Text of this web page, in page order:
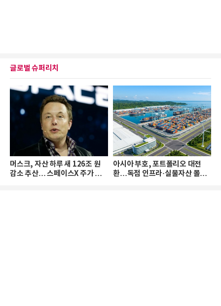
글로벌 슈퍼리치
머스크, 자산 하루 새 126조 원
감소 추산… 스페이스X 주가 하
아시아 부호, 포트폴리오 대전
환…독점 인프라·실물자산 몰린